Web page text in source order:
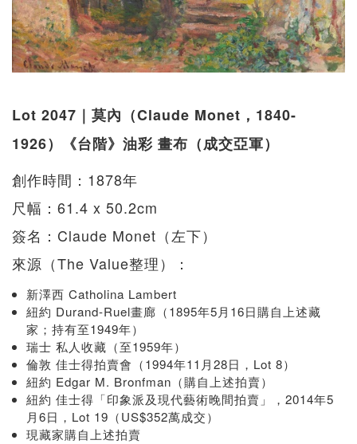
Lot 2047｜莫內（Claude Monet，1840-
1926）《台階》油彩 畫布（成交亞軍）
創作時間：1878年
尺幅：61.4 x 50.2cm
簽名：Claude Monet（左下）
來源（The Value整理）：
新澤西 Catholina Lambert
紐約 Durand-Ruel畫廊（1895年5月16日購自上述藏
家；持有至1949年）
瑞士 私人收藏（至1959年）
倫敦 佳士得拍賣會（1994年11月28日，Lot 8）
紐約 Edgar M. Bronfman（購自上述拍賣）
紐約 佳士得「印象派及現代藝術晚間拍賣」，2014年5
月6日，Lot 19（US$352萬成交）
現藏家購自上述拍賣